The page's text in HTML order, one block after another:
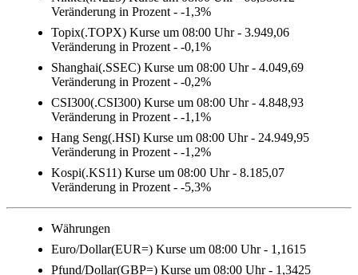
Veränderung in Prozent - -1,3%
Topix(.TOPX) Kurse um 08:00 Uhr - 3.949,06
Veränderung in Prozent - -0,1%
Shanghai(.SSEC) Kurse um 08:00 Uhr - 4.049,69
Veränderung in Prozent - -0,2%
CSI300(.CSI300) Kurse um 08:00 Uhr - 4.848,93
Veränderung in Prozent - -1,1%
Hang Seng(.HSI) Kurse um 08:00 Uhr - 24.949,95
Veränderung in Prozent - -1,2%
Kospi(.KS11) Kurse um 08:00 Uhr - 8.185,07
Veränderung in Prozent - -5,3%
Währungen
Euro/Dollar(EUR=) Kurse um 08:00 Uhr - 1,1615
Pfund/Dollar(GBP=) Kurse um 08:00 Uhr - 1,3425